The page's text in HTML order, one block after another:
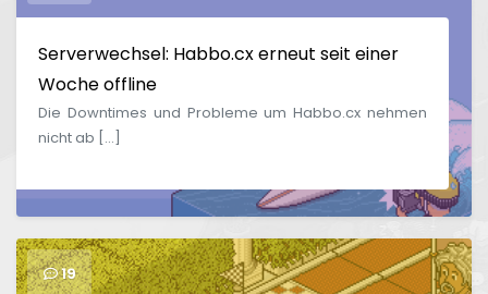
Serverwechsel: Habbo.cx erneut seit einer
Woche offline
Die Downtimes und Probleme um Habbo.cx nehmen
nicht ab […]
19